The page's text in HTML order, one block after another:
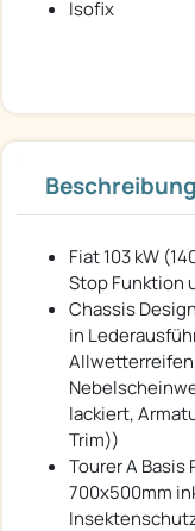
Isofix
Beschreibung
Fiat 103 kW
Stop Funktion
Chassis
in
lackiert,
Trim))
Tourer A Basis
700x500mm